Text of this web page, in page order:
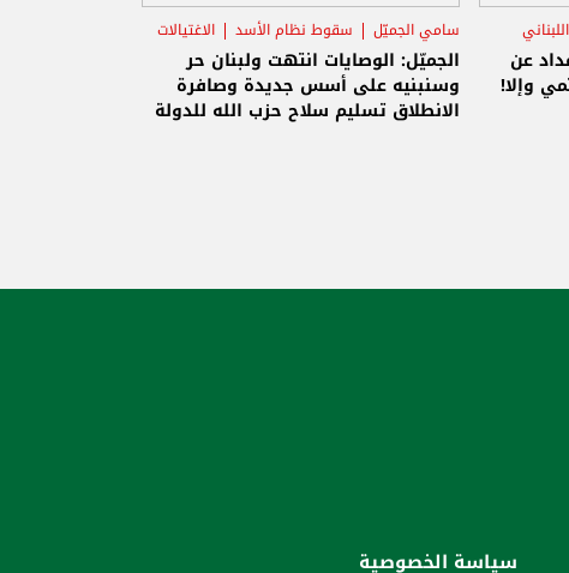
عن
وإلا!
سامي الجميّل سقوط نظام الأسد الاغتيالات
الجميّل: الوصايات انتهت ولبنان حر
وسنبنيه على أسس جديدة وصافرة
الانطلاق تسليم سلاح حزب الله للدولة
سياسة الخصوصية